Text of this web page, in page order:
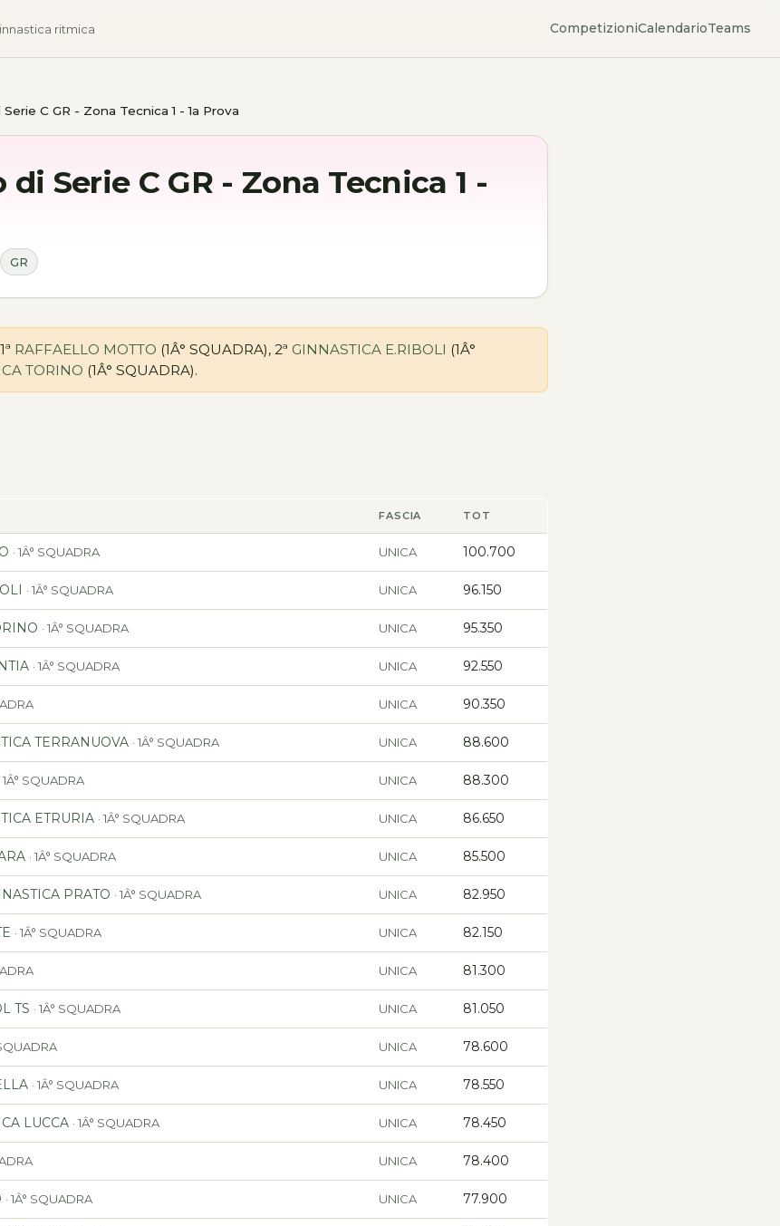
ritmica CompetizioniCalendarioTeams
C GR - Zona Tecnica 1 - 1a Prova
Serie C GR - Zona Tecnica 1 -
GR
1ª RAFFAELLO MOTTO (1Â° SQUADRA), 2ªGINNASTICA E.RIBOLI (1Â°
TORINO (1Â° SQUADRA).
FASCIA TOT
· 1Â° SQUADRA UNICA 100.700
· 1Â° SQUADRA UNICA 96.150
· 1Â° SQUADRA UNICA 95.350
· 1Â° SQUADRA UNICA 92.550
UNICA 90.350
TERRANUOVA · 1Â° SQUADRA UNICA 88.600
1Â° SQUADRA UNICA 88.300
ETRURIA · 1Â° SQUADRA UNICA 86.650
· 1Â° SQUADRA UNICA 85.500
PRATO · 1Â° SQUADRA UNICA 82.950
· 1Â° SQUADRA UNICA 82.150
UNICA 81.300
TS · 1Â° SQUADRA UNICA 81.050
UNICA 78.600
· 1Â° SQUADRA UNICA 78.550
LUCCA · 1Â° SQUADRA UNICA 78.450
UNICA 78.400
· 1Â° SQUADRA UNICA 77.900